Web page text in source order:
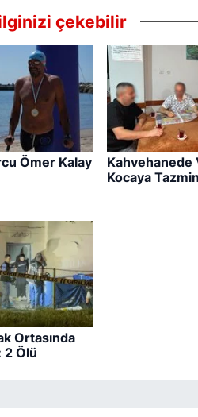
çekebilir
Ömer Kalay
Kahvehanede
Kocaya
Ortasında
2 Ölü